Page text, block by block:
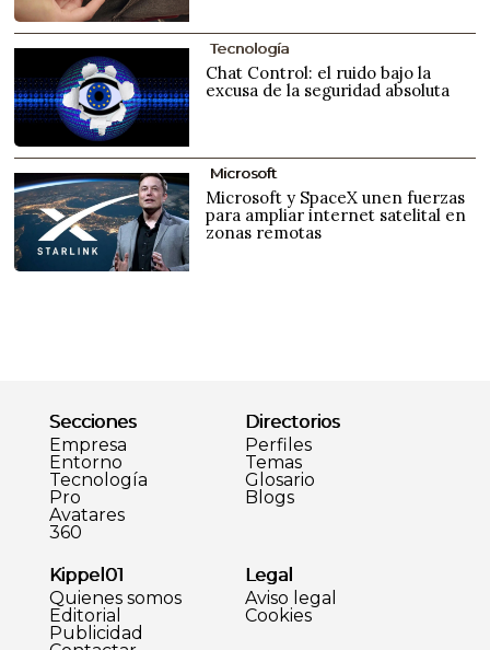
Tecnología
Chat Control: el ruido bajo la
excusa de la seguridad absoluta
Microsoft
Microsoft y SpaceX unen fuerzas
para ampliar internet satelital en
zonas remotas
Secciones
Empresa
Entorno
Tecnología
Pro
Avatares
360
Directorios
Perfiles
Temas
Glosario
Blogs
Kippel01
Quienes somos
Editorial
Publicidad
Legal
Aviso legal
Cookies